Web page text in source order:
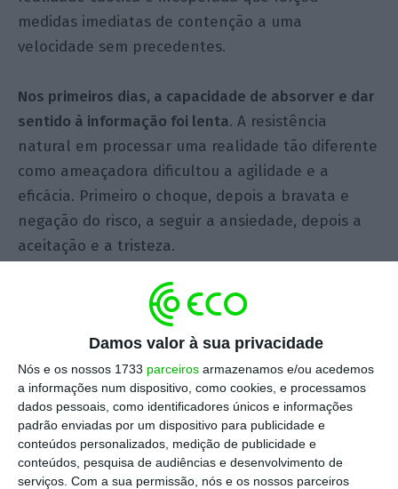
Damos valor à sua privacidade
Nós e os nossos 1733 parceiros armazenamos e/ou acedemos
a informações num dispositivo, como cookies, e processamos
dados pessoais, como identificadores únicos e informações
padrão enviadas por um dispositivo para publicidade e
conteúdos personalizados, medição de publicidade e
conteúdos, pesquisa de audiências e desenvolvimento de
serviços. Com a sua permissão, nós e os nossos parceiros
medidas imediatas de contenção a uma
velocidade sem precedentes.
Nos primeiros dias, a capacidade de absorver e dar
sentido à informação foi lenta. A resistência
natural em processar uma realidade tão diferente
como ameaçadora dificultou a agilidade e a
eficácia. Primeiro o choque, depois a bravata e
negação do risco, a seguir a ansiedade, depois a
aceitação e a tristeza.
Cada um ao seu ritmo, a passar por estas fases,
enquanto as organizações se mobilizavam para
desenhar plano de contingências que
minimizassem quebras de produtividade, através
da criação de turnos de trabalho e modelos de
trabalho à distância, implementados por líderes
sem experiência neste paradigma e colaboradores
pouco preparados para o virtual. Tudo em tempo